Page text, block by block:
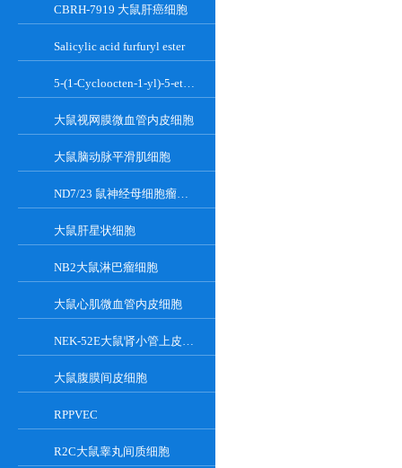
CBRH-7919 大鼠肝癌细胞
Salicylic acid furfuryl ester
5-(1-Cycloocten-1-yl)-5-ethylbarbituric acid
大鼠视网膜微血管内皮细胞
大鼠脑动脉平滑肌细胞
ND7/23 鼠神经母细胞瘤细胞系
大鼠肝星状细胞
NB2大鼠淋巴瘤细胞
大鼠心肌微血管内皮细胞
NEK-52E大鼠肾小管上皮细胞
大鼠腹膜间皮细胞
RPPVEC
R2C大鼠睾丸间质细胞